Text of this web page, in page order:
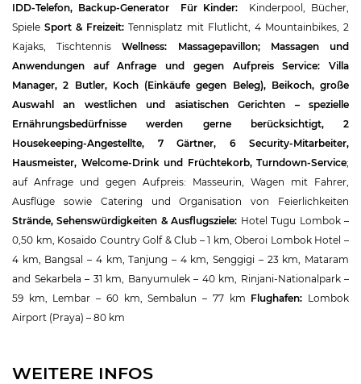
IDD-Telefon, Backup-Generator Für Kinder:
Kinderpool, Bücher,
SpieleSport & Freizeit: Tennisplatz mit Flutlicht, 4 Mountainbikes, 2
Kajaks, TischtennisWellness: Massagepavillon; Massagen und
Anwendungen auf Anfrage und gegen AufpreisService:Villa
Manager, 2 Butler, Koch (Einkäufe gegen Beleg), Beikoch, große
Auswahl an westlichen und asiatischen Gerichten – spezielle
Ernährungsbedürfnisse werden gerne berücksichtigt, 2
Housekeeping-Angestellte, 7 Gärtner, 6 Security-Mitarbeiter,
Hausmeister, Welcome-Drink und Früchtekorb, Turndown-Service;
auf Anfrage und gegen Aufpreis: Masseurin, Wagen mit Fahrer,
Ausflüge sowie Catering und Organisation von Feierlichkeiten
Strände, Sehenswürdigkeiten & Ausflugsziele: Hotel Tugu Lombok –
0,50 km, Kosaido Country Golf & Club – 1 km, Oberoi Lombok Hotel –
4 km, Bangsal – 4 km, Tanjung – 4 km, Senggigi – 23 km, Mataram
and Sekarbela – 31 km, Banyumulek – 40 km, Rinjani-Nationalpark –
59 km, Lembar – 60 km, Sembalun – 77 km Flughafen: Lombok
Airport (Praya) – 80 km
WEITERE INFOS